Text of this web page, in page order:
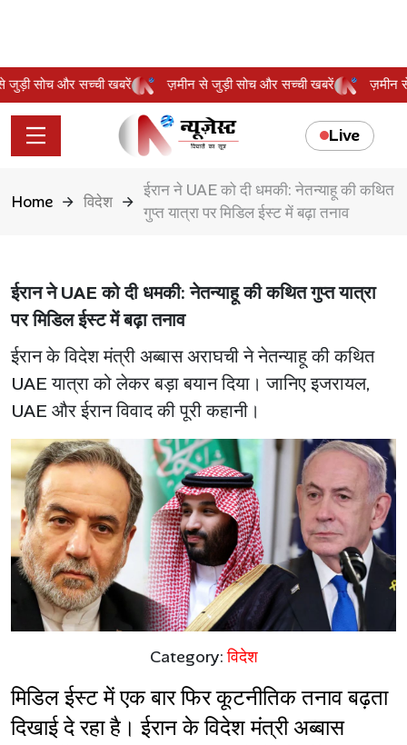
से जुड़ी सोच और सच्ची खबरें ज़मीन से जुड़ी सोच और सच्ची खबरें
Live
Home विदेश
ईरान ने UAE को दी धमकी: नेतन्याहू की कथित
गुप्त यात्रा पर मिडिल ईस्ट में बढ़ा तनाव
ईरान ने UAE को दी धमकी: नेतन्याहू की कथित गुप्त यात्रा
पर मिडिल ईस्ट में बढ़ा तनाव
ईरान के विदेश मंत्री अब्बास अराघची ने नेतन्याहू की कथित
UAE यात्रा को लेकर बड़ा बयान दिया। जानिए इजरायल,
UAE और ईरान विवाद की पूरी कहानी।
Category:विदेश
मिडिल ईस्ट में एक बार फिर कूटनीतिक तनाव बढ़ता
दिखाई दे रहा है। ईरान के विदेश मंत्री अब्बास